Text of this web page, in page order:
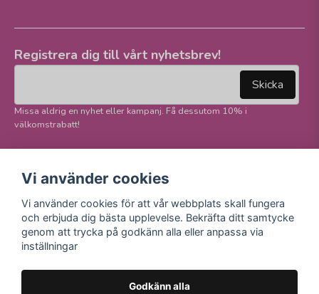
Registrera dig till vårt nyhetsbrev!
Skicka
Missa aldrig en nyhet eller kampanj. Få dessutom 10% i
välkomstrabatt!
sociala medier!
Facebook
Instagram
Youtube
E-handel
Vi använder cookies
Vi använder cookies för att vår webbplats skall fungera
och erbjuda dig bästa upplevelse. Bekräfta ditt samtycke
genom att trycka på godkänn alla eller anpassa via
inställningar
Godkänn alla